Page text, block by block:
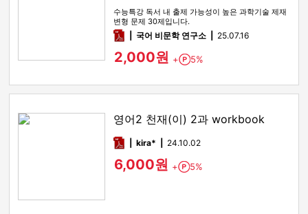
수능특강 독서 내 출제 가능성이 높은 과학기술 제재
변형 문제 30제입니다.
pdf국어 비문학 연구소 25.07.16
2,000원 + Point
5%
영어2 천재(이) 2과 workbook
pdfkira* 24.10.02
6,000원 + Point
5%